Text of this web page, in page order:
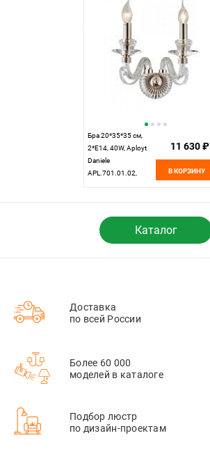
Бра 20*35*35 см,
2*E14, 40W, Aployt
Daniele
APL.701.01.02,
11 630 ₽
В КОРЗИНУ
Каталог
Доставка
по всей России
Более 60 000
моделей в каталоге
Подбор люстр
по дизайн-проектам